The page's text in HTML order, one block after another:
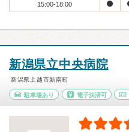
15:00-18:00
新潟県立中央病院
新潟県上越市新南町
駐車場あり 電子決済可